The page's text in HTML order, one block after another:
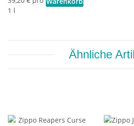
1 l
Ähnliche